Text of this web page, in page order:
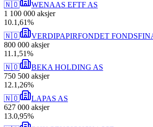
🇳🇴
WENAAS EFTF AS
1 100 000 aksjer
10.1,61%
🇳🇴
VERDIPAPIRFONDET
800 000 aksjer
11 .1,51%
🇳🇴
BEKA HOLDING AS
750 500 aksjer
12.1,26%
🇳🇴
LAPAS AS
627 000 aksjer
13.0,95%